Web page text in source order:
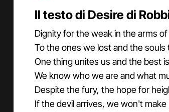
Il testo di Desire di
Dignity for the weak in the arms
To the ones we lost and the souls
One thing unites us and the best
We know who we are and what
Despite the fury, the hope for
If the devil arrives, we won't make